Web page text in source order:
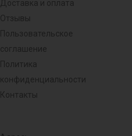
Доставка и оплата
Отзывы
Пользовательское
соглашение
Политика
конфиденциальности
Контакты